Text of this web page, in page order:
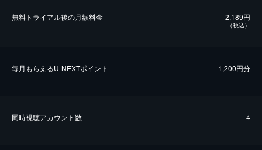
無料トライアル後の⽉額料金 2,189円
（税込）
毎⽉もらえるU-NEXTポイント 1,200円分
同時視聴アカウント数 4